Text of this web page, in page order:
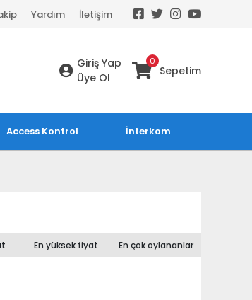
Yardım İletişim
Giriş Yap
Üye Ol
0
Sepetim
Access Kontrol İnterkom
En yüksek fiyat En çok oylananlar